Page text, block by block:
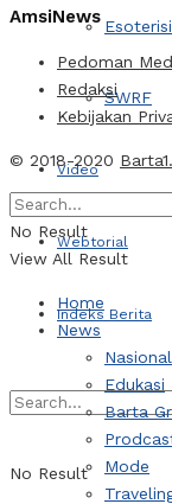
SWRF
Video
Webtorial
Indeks Berita
No Result
AmsiNews
Pedoman
Redaksi
Kebijakan
© 2018-2020
No Result
View All Result
Home
News
Nasional
Edukasi
Barta
Mode